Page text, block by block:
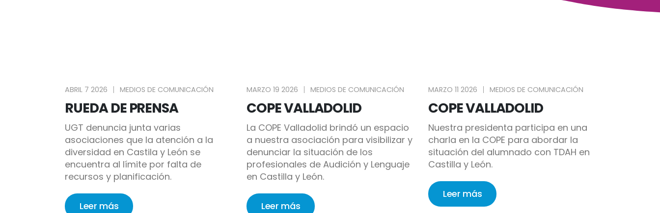
ABRIL 7 2026 MEDIOS DE COMUNICACIÓN
RUEDA DE PRENSA
UGT denuncia junta varias
asociaciones que la atención a la
diversidad en Castila y León se
encuentra al límite por falta de
recursos y planificación.
Leer más
MARZO 19 2026 MEDIOS DE COMUNICACIÓN
COPE VALLADOLID
La COPE Valladolid brindó un espacio
a nuestra asociación para visibilizar y
denunciar la situación de los
profesionales de Audición y Lenguaje
en Castilla y León.
Leer más
MARZO 11 2026 MEDIOS DE COMUNICACIÓN
COPE VALLADOLID
Nuestra presidenta participa en una
charla en la COPE para abordar la
situación del alumnado con TDAH en
Castilla y León.
Leer más